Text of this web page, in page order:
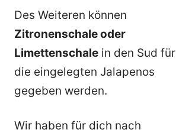
Des Weiteren können
Zitronenschale oder
Limettenschale in den Sud für
die eingelegten Jalapenos
gegeben werden.
Wir haben für dich nach